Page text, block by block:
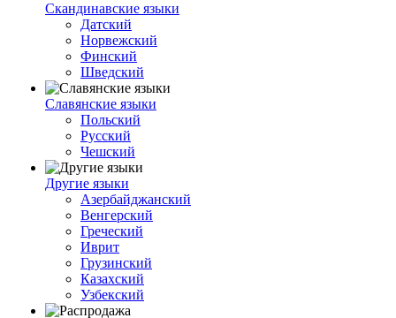
Скандинавские языки
Датский
Норвежский
Финский
Шведский
Славянские языки
Польский
Русский
Чешский
Другие языки
Азербайджанский
Венгерский
Греческий
Иврит
Грузинский
Казахский
Узбекский